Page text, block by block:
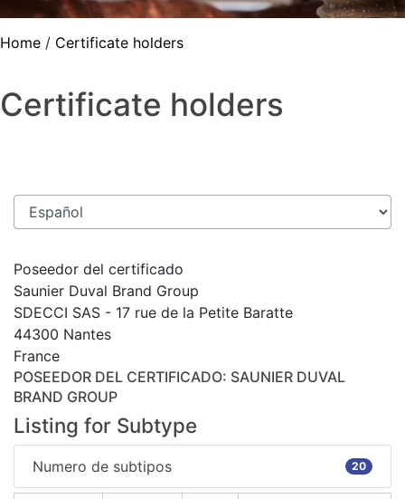
Home / Certificate holders
Certificate holders
Poseedor del certificado
Saunier Duval Brand Group
SDECCI SAS - 17 rue de la Petite Baratte
44300 Nantes
France
POSEEDOR DEL CERTIFICADO: SAUNIER DUVAL
BRAND GROUP
Listing for Subtype
Numero de subtipos 20